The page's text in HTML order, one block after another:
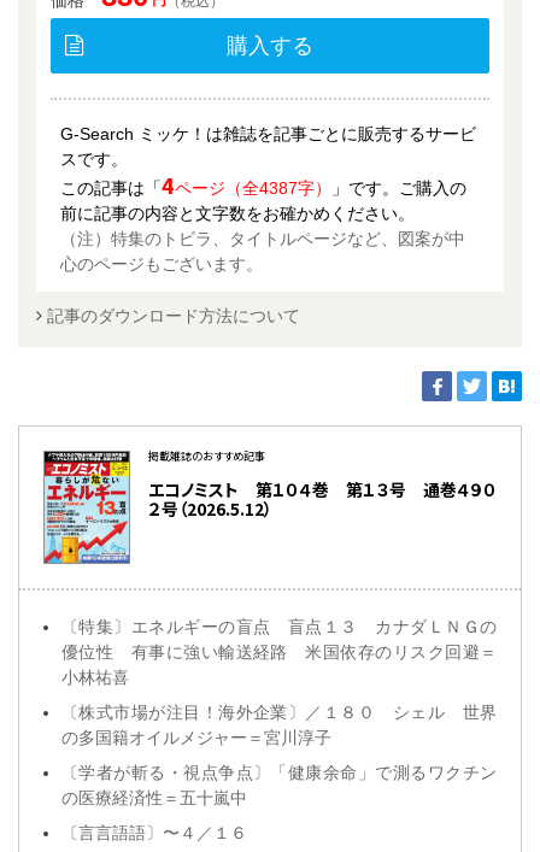
購入する
G-Search ミッケ！は雑誌を記事ごとに販売するサービ
スです。
この記事は「4ページ（全4387字）
」です。ご購入の
前に記事の内容と文字数をお確かめください。
（注）特集のトビラ、タイトルページなど、図案が中
心のページもございます。
記事のダウンロード方法について
掲載雑誌のおすすめ記事
エコノミスト 第１０４巻 第１３号 通巻４９０
２号（2026.5.12）
〔特集〕エネルギーの盲点 盲点１３ カナダＬＮＧの
優位性 有事に強い輸送経路 米国依存のリスク回避＝
小林祐喜
〔株式市場が注目！海外企業〕／１８０ シェル 世界
の多国籍オイルメジャー＝宮川淳子
〔学者が斬る・視点争点〕「健康余命」で測るワクチン
の医療経済性＝五十嵐中
〔言言語語〕〜４／１６